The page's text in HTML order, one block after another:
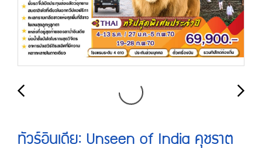
ทัวร์อินเดีย: Unseen of India คุชราต